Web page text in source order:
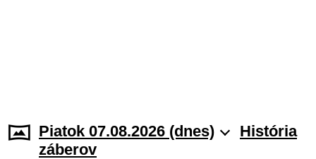
Piatok 07.08.2026 (dnes)
História
záberov